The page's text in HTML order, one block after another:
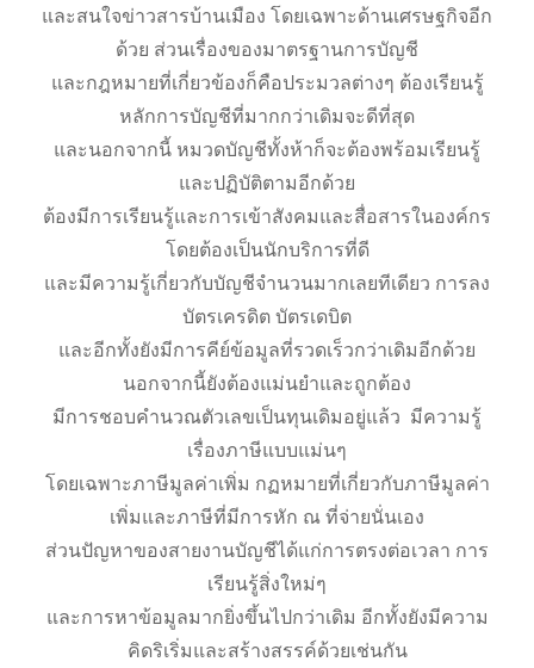
และสนใจข่าวสารบ้านเมือง โดยเฉพาะด้านเศรษฐกิจอีก
ด้วย ส่วนเรื่องของมาตรฐานการบัญชี
และกฎหมายที่เกี่ยวข้องก็คือประมวลต่างๆ ต้องเรียนรู้
หลักการบัญชีที่มากกว่าเดิมจะดีที่สุด
และนอกจากนี้ หมวดบัญชีทั้งห้าก็จะต้องพร้อมเรียนรู้
และปฏิบัติตามอีกด้วย
ต้องมีการเรียนรู้และการเข้าสังคมและสื่อสารในองค์กร
โดยต้องเป็นนักบริการที่ดี
และมีความรู้เกี่ยวกับบัญชีจำนวนมากเลยทีเดียว การลง
บัตรเครดิต บัตรเดบิต
และอีกทั้งยังมีการคีย์ข้อมูลที่รวดเร็วกว่าเดิมอีกด้วย
นอกจากนี้ยังต้องแม่นยำและถูกต้อง
มีการชอบคำนวณตัวเลขเป็นทุนเดิมอยู่แล้ว มีความรู้
เรื่องภาษีแบบแม่นๆ
โดยเฉพาะภาษีมูลค่าเพิ่ม กฏหมายที่เกี่ยวกับภาษีมูลค่า
เพิ่มและภาษีที่มีการหัก ณ ที่จ่ายนั่นเอง
ส่วนปัญหาของสายงานบัญชีได้แก่การตรงต่อเวลา การ
เรียนรู้สิ่งใหม่ๆ
และการหาข้อมูลมากยิ่งขึ้นไปกว่าเดิม อีกทั้งยังมีความ
คิดริเริ่มและสร้างสรรค์ด้วยเช่นกัน